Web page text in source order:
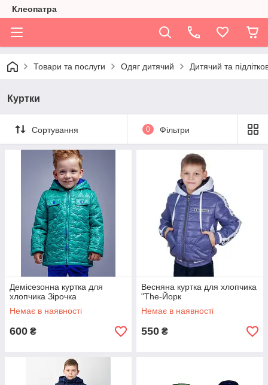
Клеопатра
Товари та послуги Одяг дитячий Дитячий та
Куртки
Сортування 0 Фільтри
Демісезонна куртка для
хлопчика Зірочка
Немає в наявності
600 ₴
Весняна куртка для хлопчика
"The-Йорк
Немає в наявності
550 ₴